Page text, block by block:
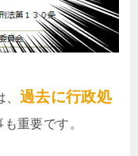
過去に行政処
重要です。